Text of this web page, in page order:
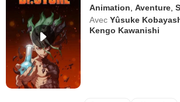
Animation,Aventure,
Avec Yûsuke
Kengo Kawanishi